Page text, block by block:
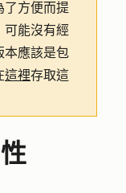
了方便而提
可能沒有經
本應該是包
這裡存取這